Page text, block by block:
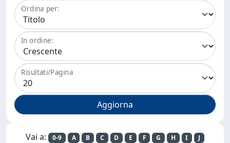
Ordina per:
In ordine:
Risultati/Pagina
Vai a: 0-9 A B C D E F G H I
J